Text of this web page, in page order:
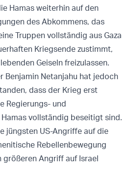
Hamas weiterhin auf den
des Abkommens, das
Truppen vollständig aus Gaza
Kriegsende zustimmt,
Geiseln freizulassen.
Benjamin Netanjahu hat jedoch
dass der Krieg erst
Regierungs- und
vollständig beseitigt sind.
jüngsten US-Angriffe auf die
Rebellenbewegung
größeren Angriff auf Israel